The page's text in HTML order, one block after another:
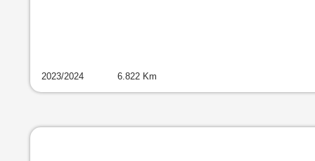
2023/2024 6.822Km